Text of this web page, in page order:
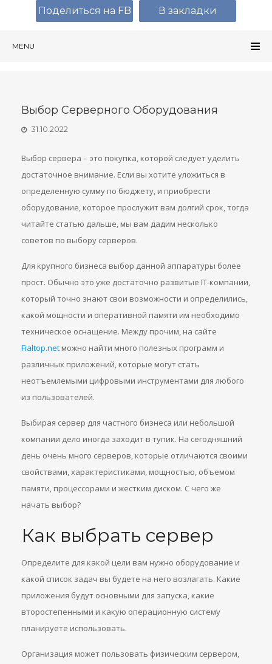
MENU
Выбор Серверного Оборудования
31.10.2022
Выбор сервера – это покупка, которой следует уделить
достаточное внимание. Если вы хотите уложиться в
определенную сумму по бюджету, и приобрести
оборудование, которое прослужит вам долгий срок, тогда
читайте статью дальше, мы вам дадим несколько
советов по выбору серверов.
Для крупного бизнеса выбор данной аппаратуры более
прост. Обычно это уже достаточно развитые IT-компании,
который точно знают свои возможности и определились,
какой мощности и оперативной памяти им необходимо
техническое оснащение. Между прочим, на сайте
Fialtop.net можно найти много полезных программ и
различных приложений, которые могут стать
неотъемлемыми цифровыми инструментами для любого
из пользователей.
Выбирая сервер для частного бизнеса или небольшой
компании дело иногда заходит в тупик. На сегодняшний
день очень много серверов, которые отличаются своими
свойствами, характеристиками, мощностью, объемом
памяти, процессорами и жестким диском. С чего же
начать выбор?
Как выбрать сервер
Определите для какой цели вам нужно оборудование и
какой список задач вы будете на него возлагать. Какие
приложения будут основными для запуска, какие
второстепенными и какую операционную систему
планируете использовать.
Организация может пользовать физическим сервером,
Поделиться на FB В закладки